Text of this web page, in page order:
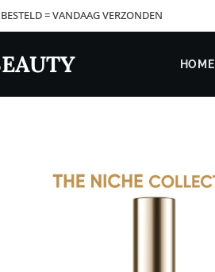
= VANDAAG VERZONDEN
HOME